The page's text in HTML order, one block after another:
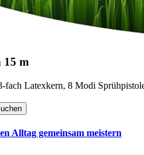
15 m
fach Latexkern, 8 Modi
Alltag gemeinsam meistern